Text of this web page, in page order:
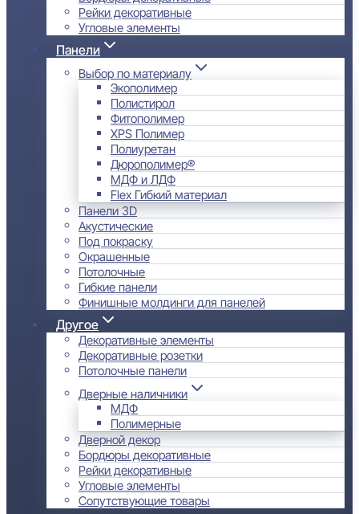
Рейки декоративные
Угловые элементы
Панели
Выбор по материалу
Экополимер
Полистирол
Фитополимер
XPS Полимер
Полиуретан
Дюрополимер®
МДФ и ЛДФ
Flex Гибкий материал
Панели 3D
Акустические
Под покраску
Окрашенные
Потолочные
Гибкие панели
Финишные молдинги для панелей
Другое
Декоративные элементы
Декоративные розетки
Потолочные панели
Дверные наличники
МДФ
Полимерные
Дверной декор
Бордюры декоративные
Рейки декоративные
Угловые элементы
Сопутствующие товары